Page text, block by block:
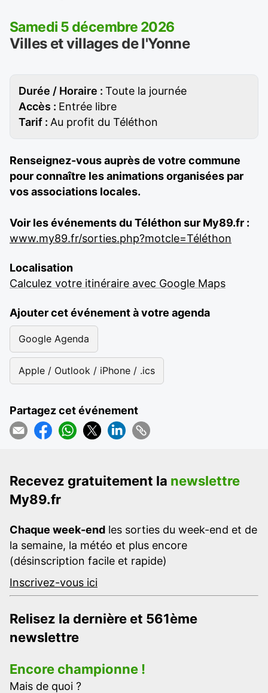
Samedi 5 décembre 2026
Villes et villages de l'Yonne
Durée / Horaire : Toute la journée
Accès : Entrée libre
Tarif : Au profit du Téléthon
Renseignez-vous auprès de votre commune
pour connaître les animations organisées par
vos associations locales.
Voir les événements du Téléthon sur My89.fr :
www.my89.fr/sorties.php?motcle=Téléthon
Localisation
Calculez votre itinéraire avec Google Maps
Ajouter cet événement à votre agenda
Google Agenda
Apple / Outlook / iPhone / .ics
Partagez cet événement
Recevez gratuitement la newslettre
My89.fr
Chaque week-end les sorties du week-end et de
la semaine, la météo et plus encore
(désinscription facile et rapide)
Inscrivez-vous ici
Relisez la dernière et 561ème
newslettre
Encore championne !
Mais de quoi ?